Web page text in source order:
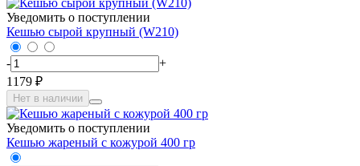
Уведомить о поступлении
Кешью сырой крупный (W210)
-
+
1179 ₽
Нет в наличии
Уведомить о поступлении
Кешью жареный с кожурой 400 гр